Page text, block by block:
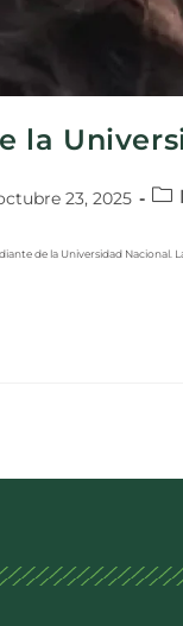
la
23, 2025
de la Universidad Nacional.